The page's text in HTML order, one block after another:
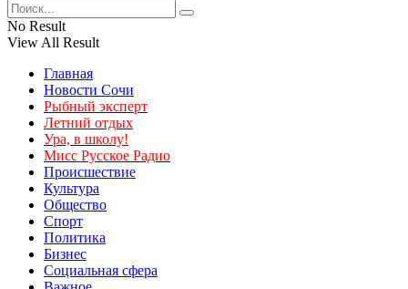
No Result
View All Result
Главная
Новости Сочи
Рыбный эксперт
Летний отдых
Ура, в школу!
Мисс Русское Радио
Происшествие
Культура
Общество
Спорт
Политика
Бизнес
Социальная сфера